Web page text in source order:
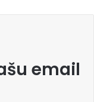
email